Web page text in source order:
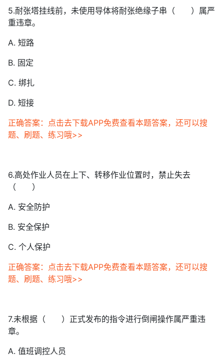
5.耐张塔挂线前，未使用导体将耐张绝缘子串（ ）属严
重违章。
A. 短路
B. 固定
C. 绑扎
D. 短接
正确答案：点击去下载APP免费查看本题答案，还可以搜
题、刷题、练习哦>>
6.高处作业人员在上下、转移作业位置时，禁止失去
（ ）
A. 安全防护
B. 安全保护
C. 个人保护
正确答案：点击去下载APP免费查看本题答案，还可以搜
题、刷题、练习哦>>
7.未根据（ ）正式发布的指令进行倒闸操作属严重违
章。
A. 值班调控人员